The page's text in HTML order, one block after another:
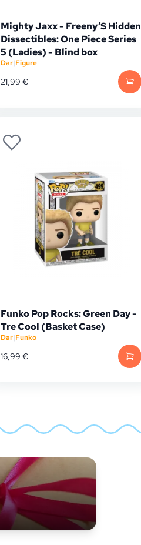
Mighty Jaxx - Freeny’S Hidden
Dissectibles: One Piece Series
5 (Ladies) - Blind box
Dar|Figure
21,99 €
Funko Pop Rocks: Green Day -
Tre Cool (Basket Case)
Dar|Funko
16,99 €